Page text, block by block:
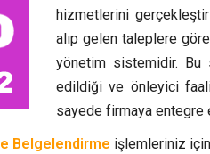
hizmetlerini
alıp gelen taleplere
yönetim sistemidir. Bu
edildiği ve önleyici
sayede firmaya entegre
Belgelendirme işlemleriniz